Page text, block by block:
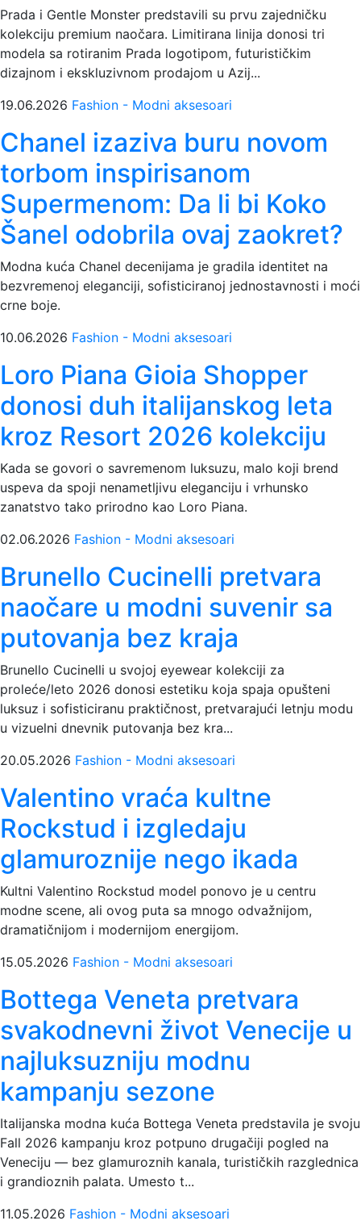
Prada i Gentle Monster predstavili su prvu zajedničku
kolekciju premium naočara. Limitirana linija donosi tri
modela sa rotiranim Prada logotipom, futurističkim
dizajnom i ekskluzivnom prodajom u Azij...
19.06.2026 Fashion - Modni aksesoari
Chanel izaziva buru novom
torbom inspirisanom
Supermenom: Da li bi Koko
Šanel odobrila ovaj zaokret?
Modna kuća Chanel decenijama je gradila identitet na
bezvremenoj eleganciji, sofisticiranoj jednostavnosti i moći
crne boje.
10.06.2026 Fashion - Modni aksesoari
Loro Piana Gioia Shopper
donosi duh italijanskog leta
kroz Resort 2026 kolekciju
Kada se govori o savremenom luksuzu, malo koji brend
uspeva da spoji nenametljivu eleganciju i vrhunsko
zanatstvo tako prirodno kao Loro Piana.
02.06.2026 Fashion - Modni aksesoari
Brunello Cucinelli pretvara
naočare u modni suvenir sa
putovanja bez kraja
Brunello Cucinelli u svojoj eyewear kolekciji za
proleće/leto 2026 donosi estetiku koja spaja opušteni
luksuz i sofisticiranu praktičnost, pretvarajući letnju modu
u vizuelni dnevnik putovanja bez kra...
20.05.2026 Fashion - Modni aksesoari
Valentino vraća kultne
Rockstud i izgledaju
glamuroznije nego ikada
Kultni Valentino Rockstud model ponovo je u centru
modne scene, ali ovog puta sa mnogo odvažnijom,
dramatičnijom i modernijom energijom.
15.05.2026 Fashion - Modni aksesoari
Bottega Veneta pretvara
svakodnevni život Venecije u
najluksuzniju modnu
kampanju sezone
Italijanska modna kuća Bottega Veneta predstavila je svoju
Fall 2026 kampanju kroz potpuno drugačiji pogled na
Veneciju — bez glamuroznih kanala, turističkih razglednica
i grandioznih palata. Umesto t...
11.05.2026 Fashion - Modni aksesoari